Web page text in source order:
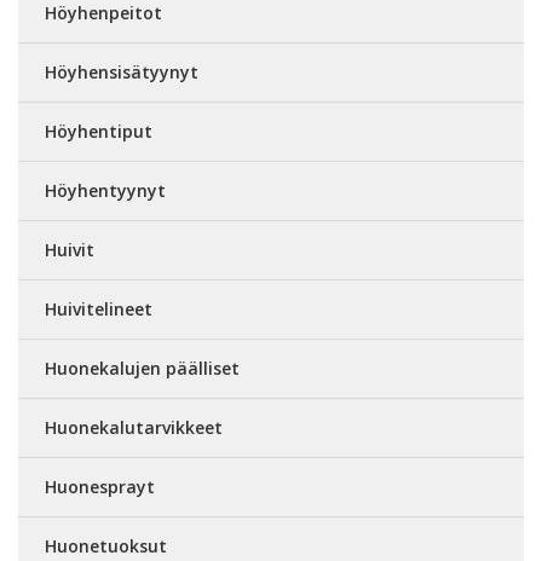
Höyhenpeitot
Höyhensisätyynyt
Höyhentiput
Höyhentyynyt
Huivit
Huivitelineet
Huonekalujen päälliset
Huonekalutarvikkeet
Huonesprayt
Huonetuoksut